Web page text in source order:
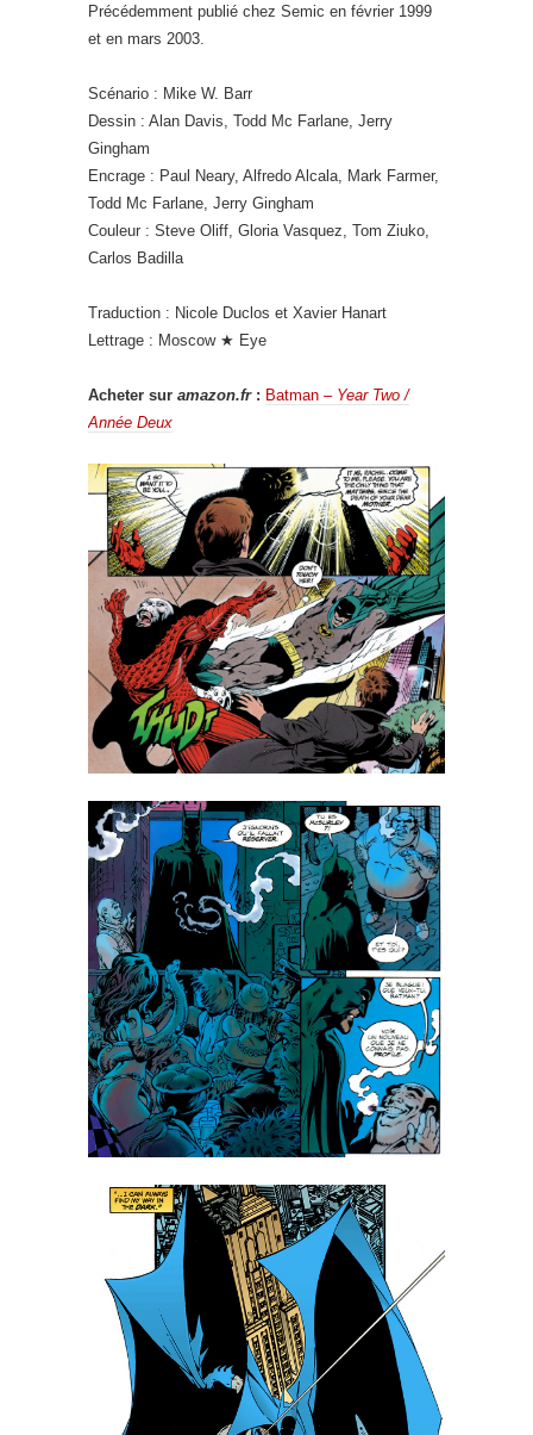
Précédemment publié chez Semic en février 1999
et en mars 2003.
Scénario : Mike W. Barr
Dessin : Alan Davis, Todd Mc Farlane, Jerry
Gingham
Encrage : Paul Neary, Alfredo Alcala, Mark Farmer,
Todd Mc Farlane, Jerry Gingham
Couleur : Steve Oliff, Gloria Vasquez, Tom Ziuko,
Carlos Badilla
Traduction : Nicole Duclos et Xavier Hanart
Lettrage : Moscow ★ Eye
Acheter sur amazon.fr: Batman – Year Two /
Année Deux